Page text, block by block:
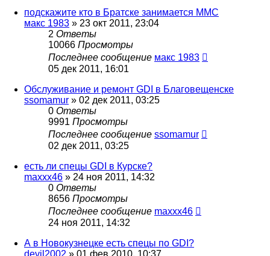
подскажите кто в Братске занимается ММС
макс 1983 » 23 окт 2011, 23:04
2 Ответы
10066 Просмотры
Последнее сообщение макс 1983
05 дек 2011, 16:01
Обслуживание и ремонт GDI в Благовещенске
ssomamur » 02 дек 2011, 03:25
0 Ответы
9991 Просмотры
Последнее сообщение ssomamur
02 дек 2011, 03:25
есть ли спецы GDI в Курске?
maxxx46 » 24 ноя 2011, 14:32
0 Ответы
8656 Просмотры
Последнее сообщение maxxx46
24 ноя 2011, 14:32
А в Новокузнецке есть спецы по GDI?
devil2002 » 01 фев 2010, 10:37